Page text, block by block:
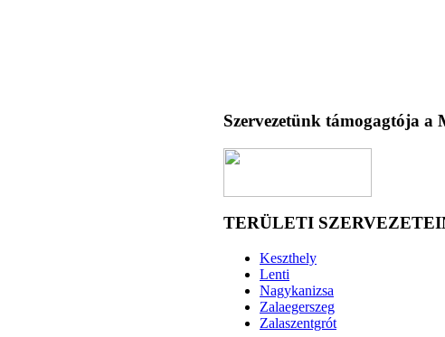
Szervezetünk támogagtója a
TERÜLETI
Keszthely
Lenti
Nagykanizsa
Zalaegerszeg
Zalaszentgrót